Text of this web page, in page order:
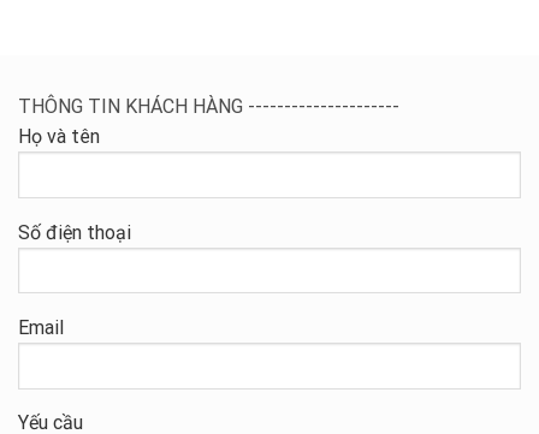
THÔNG TIN KHÁCH HÀNG ---------------------
Họ và tên
Số điện thoại
Email
Yếu cầu